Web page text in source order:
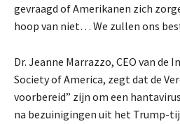
gevraagd of Amerikanen zich
hoop van niet… We zullen ons
Dr. Jeanne Marrazzo, CEO van de
Society of America, zegt dat de
voorbereid” zijn om een
na bezuinigingen uit het Trump-